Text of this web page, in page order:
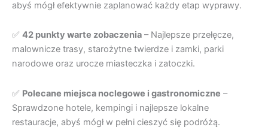
abyś mógł efektywnie zaplanować każdy etap wyprawy.
✅ 42 punkty warte zobaczenia – Najlepsze przełęcze,
malownicze trasy, starożytne twierdze i zamki, parki
narodowe oraz urocze miasteczka i zatoczki.
✅ Polecane miejsca noclegowe i gastronomiczne –
Sprawdzone hotele, kempingi i najlepsze lokalne
restauracje, abyś mógł w pełni cieszyć się podróżą.